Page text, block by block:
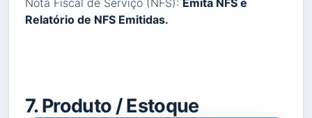
Nota Fiscal de Serviço (NFS): Emita NFS e
Relatório de NFS Emitidas.
7. Produto / Estoque